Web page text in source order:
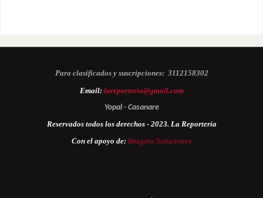
Para clasificados y suscripciones: 3112158302
Email: lareporteria@gmail.com
Yopal - Casanare
Reservados todos los derechos - 2023. La Reportería
Con el apoyo de: Imagina Soluciones